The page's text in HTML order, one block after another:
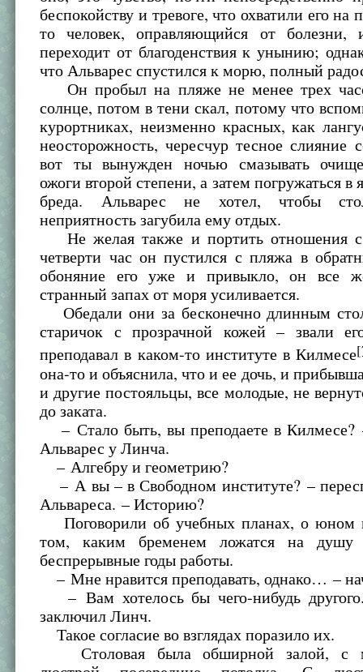
беспокойству и тревоге, что охватили его
то человек, оправляющийся от болезни,
переходит от благоденствия к унынию;
что Альварес спустился к морю, полный
Он пробыл на пляже не менее трех
солнце, потом в тени скал, потому что
курортниках, неизменно красных, как
неосторожность, чересчур тесное слияние
вот ты вынужден ночью смазывать
ожоги второй степени, а затем погружаться в
бреда. Альварес не хотел, чтобы
неприятность загубила ему отдых.
Не желая также и портить отношения с
четверти час он пустился с пляжа в
обоняние его уже и привыкло, он все
странный запах от моря усиливается.
Обедали они за бесконечно длинным
старичок с прозрачной кожей – звали
преподавал в каком-то институте в Килмесе
она-то и объяснила, что и ее дочь, и
и другие постояльцы, все молодые, не
до заката.
– Стало быть, вы преподаете в Килмесе?
Альварес у Линча.
– Алгебру и геометрию?
– А вы – в Свободном институте? –
Альвареса. – Историю?
Поговорили об учебных планах, о юном
том, каким бременем ложатся на душу
беспрерывные годы работы.
– Мне нравится преподавать, однако… –
– Вам хотелось бы чего-нибудь
заключил Линч.
Такое согласие во взглядах поразило их.
Столовая была обширной залой, с